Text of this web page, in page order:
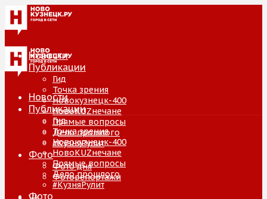
Новости
Публикации
Гид
Точка зрения
Новокузнецк-400
НовоKUZнечане
Прямые вопросы
Дело прошлого
#КузняРулит
Фото
Фото дня
Фоторепортажи
Новости
Публикации
Гид
Точка зрения
Новокузнецк-400
НовоKUZнечане
Прямые вопросы
Дело прошлого
#КузняРулит
Фото